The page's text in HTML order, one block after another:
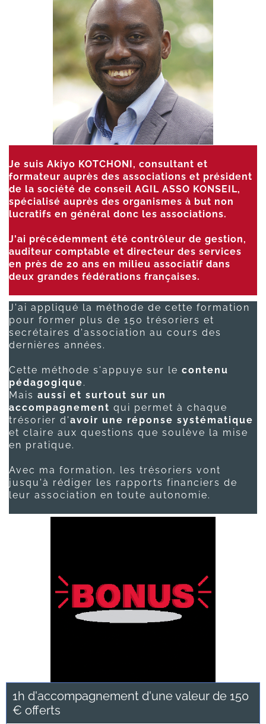
Je suis Akiyo KOTCHONI, consultant et
formateur auprès des associations et président
de la société de conseil AGIL ASSO KONSEIL,
spécialisé auprès des organismes à but non
lucratifs en général donc les associations.
J'ai précédemment été contrôleur de gestion,
auditeur comptable et directeur des services
en près de 20 ans en milieu associatif dans
deux grandes fédérations françaises.
J'ai appliqué la méthode de cette formation
pour former plus de 150 trésoriers et
secrétaires d'association au cours des
dernières années.
Cette méthode s'appuye sur le contenu
pédagogique.
Mais aussi et surtout sur un
accompagnement qui permet à chaque
trésorier d'avoir une réponse systématique
et claire aux questions que soulève la mise
en pratique.
Avec ma formation, les trésoriers vont
jusqu'à rédiger les rapports financiers de
leur association en toute autonomie.
1h d'accompagnement d'une valeur de 150
€ offerts